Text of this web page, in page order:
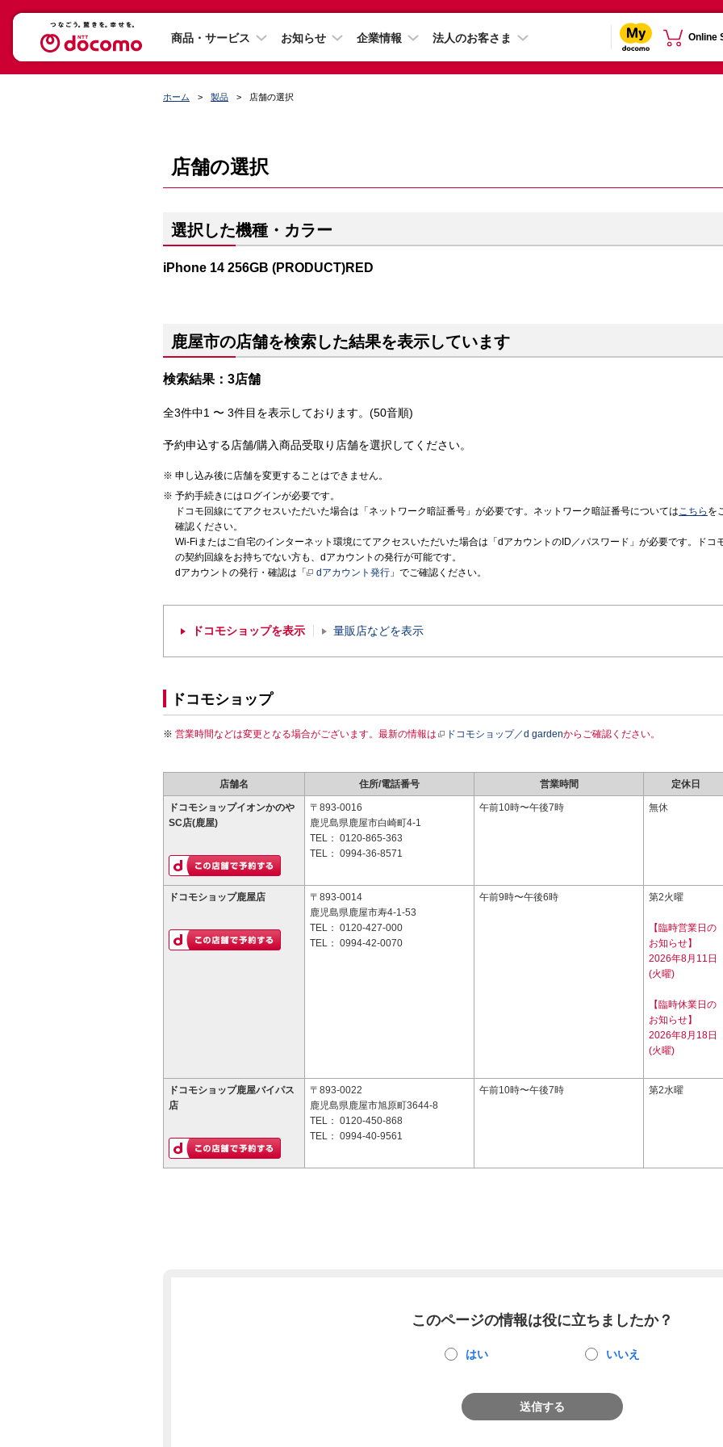
商品・サービス お知らせ 企業情報 法人のお客さま Online
ホーム 製品 店舗の選択
店舗の選択
選択した機種・カラー
iPhone 14 256GB (PRODUCT)RED
鹿屋市の店舗を検索した結果を表示しています
検索結果：3店舗
全3件中1 〜 3件目を表示しております。(50音順)
予約申込する店舗/購入商品受取り店舗を選択してください。
申し込み後に店舗を変更することはできません。
予約手続きにはログインが必要です。
ドコモ回線にてアクセスいただいた場合は「ネットワーク暗証番号」が必要です。ネットワーク暗証番号についてはこちら を
確認ください。
Wi-Fiまたはご自宅のインターネット環境にてアクセスいただいた場合は「dアカウントのID／パスワード」が必要です。ドコ
の契約回線をお持ちでない方も、dアカウントの発行が可能です。
dアカウントの発行・確認は「
dアカウント発行 」でご確認ください。
ドコモショップを表示 量販店などを表示
ドコモショップ
営業時間などは変更となる場合がございます。最新の情報は ドコモショップ／d gardenからご確認ください。
店舗名 住所/電話番号 営業時間 定休日
ドコモショップイオンかのや
SC店(鹿屋)
〒893-0016
鹿児島県鹿屋市白崎町4-1
TEL： 0120-865-363
TEL： 0994-36-8571
午前10時〜午後7時 無休
ドコモショップ鹿屋店
〒893-0014
鹿児島県鹿屋市寿4-1-53
TEL： 0120-427-000
TEL： 0994-42-0070
午前9時〜午後6時 第2火曜
【臨時営業日の
お知らせ】
2026年8月11日
(火曜)
【臨時休業日の
お知らせ】
2026年8月18日
(火曜)
ドコモショップ鹿屋バイパス
店
〒893-0022
鹿児島県鹿屋市旭原町3644-8
TEL： 0120-450-868
TEL： 0994-40-9561
午前10時〜午後7時 第2水曜
このページの情報は役に立ちましたか？
はい いいえ
送信する